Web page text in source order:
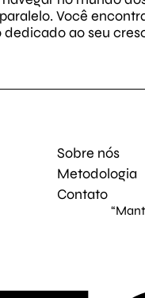
Você
ao seu
Sobre nós
Metodologia
Contato